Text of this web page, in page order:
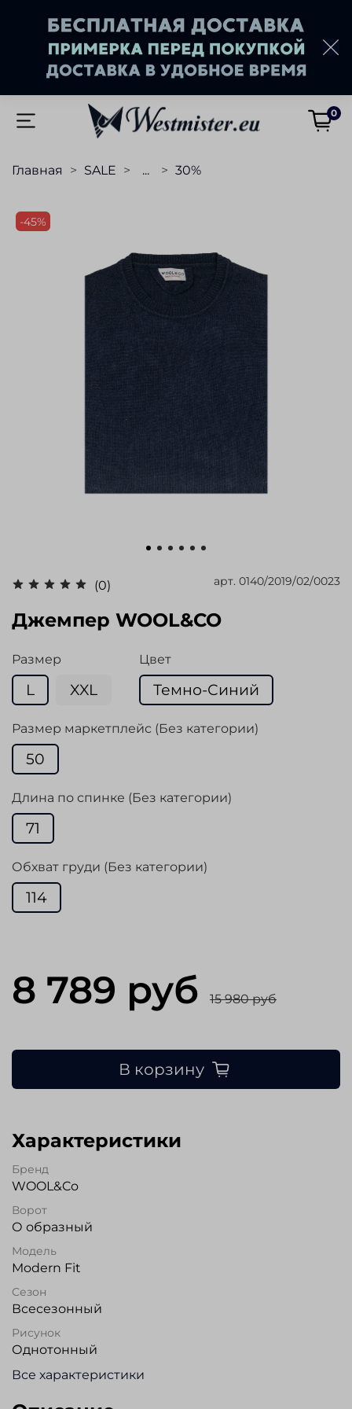
0
Главная SALE ... 30%
-45%
(0) арт. 0140/2019/02/0023
Джемпер WOOL&CO
Размер
L XXL
Цвет
Темно-Синий
Размер маркетплейс (Без категории)
50
Длина по спинке (Без категории)
71
Обхват груди (Без категории)
114
8 789 руб 15 980 руб
В корзину
Характеристики
Бренд
WOOL&Co
Ворот
О образный
Модель
Modern Fit
Сезон
Всесезонный
Рисунок
Однотонный
Все характеристики